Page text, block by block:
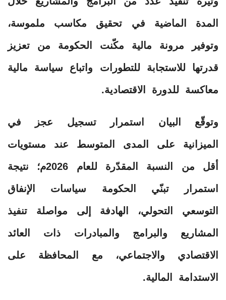
المدة الماضية في تحقيق مكاسب ملموسة،
وتوفير مرونة مالية مكّنت الحكومة من تعزيز
قدرتها للاستجابة للتطورات واتباع سياسة مالية
معاكسة للدورة الاقتصادية.
وتوقّع البيان استمرار تسجيل عجز في
الميزانية على المدى المتوسط عند مستويات
أقل من النسبة المقدّرة للعام 2026م؛ نتيجة
استمرار تبنّي الحكومة سياسات الإنفاق
التوسعي التحولي، الهادفة إلى مواصلة تنفيذ
المشاريع والبرامج والمبادرات ذات العائد
الاقتصادي والاجتماعي، مع المحافظة على
الاستدامة المالية.